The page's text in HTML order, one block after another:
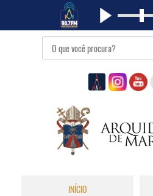
INÍCIO